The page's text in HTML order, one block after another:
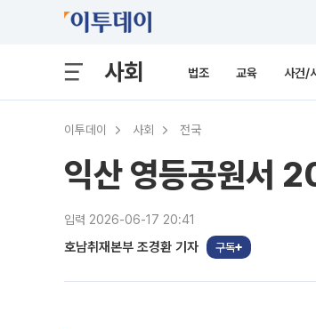
사회 법조 교육 사건/
이투데이 사회 전국
익산 영등공원서
입력 2026-06-17 20:41
호남취재본부 조경환 기자 구독